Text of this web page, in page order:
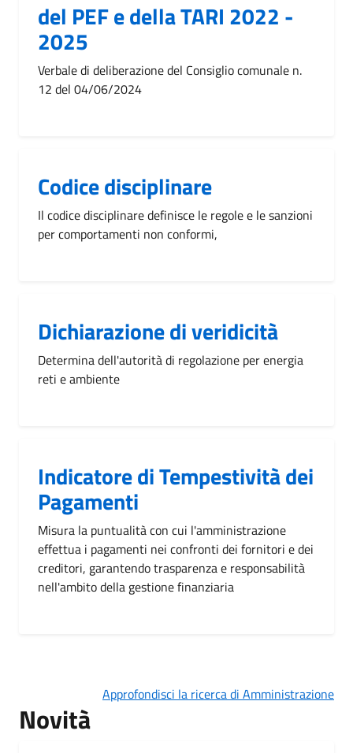
del PEF e della TARI 2022 -
2025
Verbale di deliberazione del Consiglio comunale n.
12 del 04/06/2024
Codice disciplinare
Il codice disciplinare definisce le regole e le sanzioni
per comportamenti non conformi,
Dichiarazione di veridicità
Determina dell'autorità di regolazione per energia
reti e ambiente
Indicatore di Tempestività dei
Pagamenti
Misura la puntualità con cui l'amministrazione
effettua i pagamenti nei confronti dei fornitori e dei
creditori, garantendo trasparenza e responsabilità
nell'ambito della gestione finanziaria
Approfondisci la ricerca di Amministrazione
Novità